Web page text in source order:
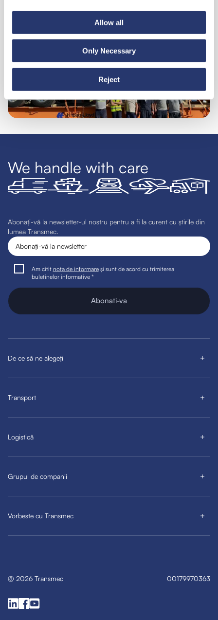
Allow all
Only Necessary
Reject
30 iunie 2026 Știri
mărfurile grele
We handle with care
Abonați-vă la newsletter-ul nostru pentru a fi la curent cu știrile din
lumea Transmec.
Am citit nota de informareși sunt de acord cu trimiterea
buletinelor informative *
Abonati-va
De ce să ne alegeți
Transport
Logistică
Grupul de companii
Vorbeste cu Transmec
@ 2026 Transmec 00179970363